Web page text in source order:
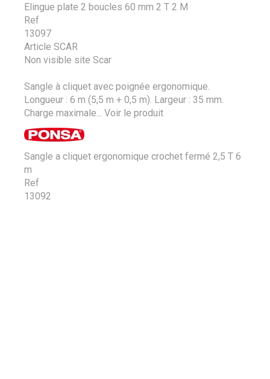
Elingue plate 2 boucles 60 mm 2 T 2 M
Ref
13097
Article SCAR
Non visible site Scar
Sangle à cliquet avec poignée ergonomique.
Longueur : 6 m (5,5 m + 0,5 m). Largeur : 35 mm.
Charge maximale...
Voir le produit
Sangle a cliquet ergonomique crochet fermé 2,5 T 6
m
Ref
13092